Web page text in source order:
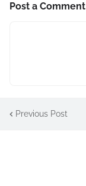
Post a Comment
Previous Post